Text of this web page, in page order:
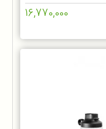
16,770,000